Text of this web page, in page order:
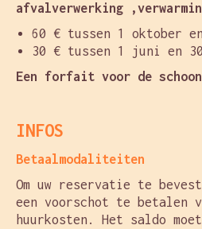
afvalverwerking
60 € tussen 1 oktober
30 € tussen 1 juni en 30
Een forfait voor de
INFOS
Betaalmodaliteiten
Om uw reservatie te
een voorschot te betalen
huurkosten. Het saldo